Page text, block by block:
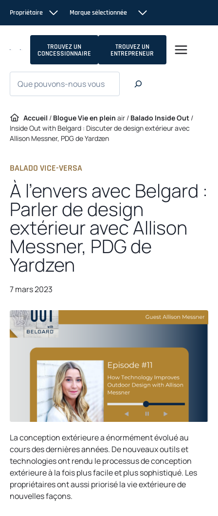
contenu
Propriétaire Marque sélectionnée
TROUVEZ UN
CONCESSIONNAIRE
TROUVEZ UN
ENTREPRENEUR
Accueil / Blogue Vie en plein air / Balado Inside Out /
Inside Out with Belgard : Discuter de design extérieur avec
Allison Messner, PDG de Yardzen
BALADO VICE-VERSA
À l’envers avec Belgard :
Parler de design
extérieur avec Allison
Messner, PDG de
Yardzen
7 mars 2023
La conception extérieure a énormément évolué au
cours des dernières années. De nouveaux outils et
technologies ont rendu le processus de conception
extérieure à la fois plus facile et plus sophistiqué. Les
propriétaires ont aussi priorisé la vie extérieure de
nouvelles façons.